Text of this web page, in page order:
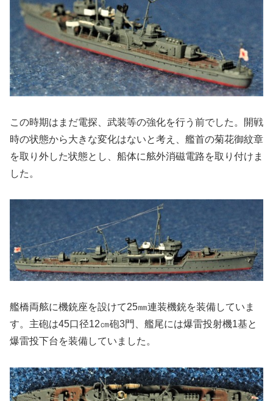
この時期はまだ電探、武装等の強化を行う前でした。開戦
時の状態から大きな変化はないと考え、艦首の菊花御紋章
を取り外した状態とし、船体に舷外消磁電路を取り付けま
した。
艦橋両舷に機銃座を設けて25㎜連装機銃を装備していま
す。主砲は45口径12㎝砲3門、艦尾には爆雷投射機1基と
爆雷投下台を装備していました。